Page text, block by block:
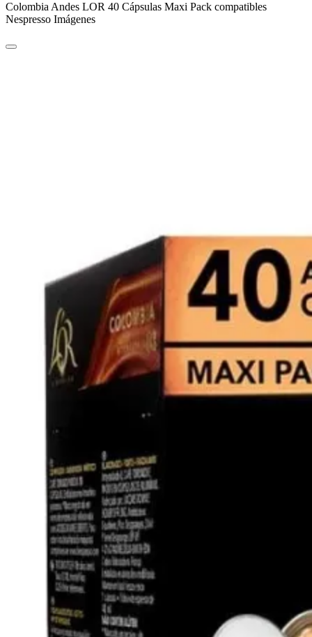
Colombia Andes LOR 40 Cápsulas Maxi Pack compatibles
Nespresso Imágenes